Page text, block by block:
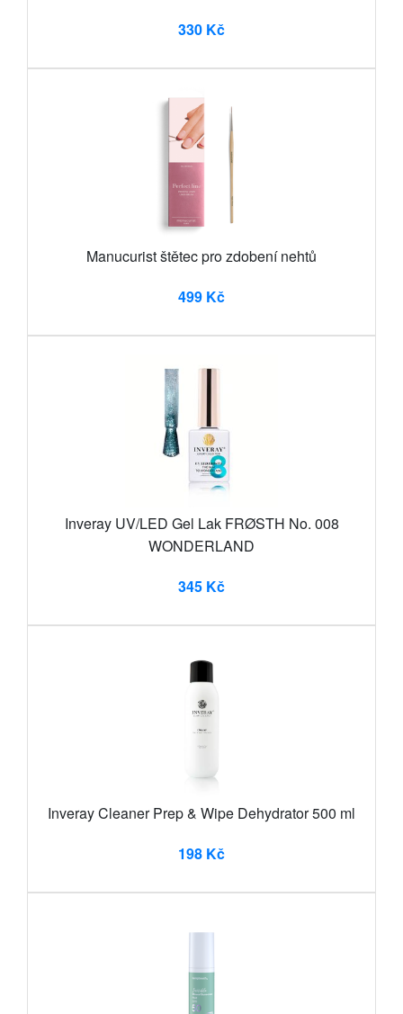
330 Kč
Manucurist štětec pro zdobení nehtů
499 Kč
Inveray UV/LED Gel Lak FRØSTH No. 008
WONDERLAND
345 Kč
Inveray Cleaner Prep & Wipe Dehydrator 500 ml
198 Kč